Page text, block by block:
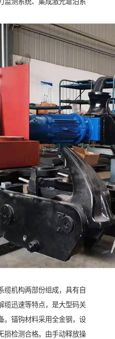
监测系统、集成激光靠泊系
缆机构两部份组成，具有自
缆迅速等特点，是大型码关
。锚钩材料采用全金钢，设
损检测合格。由手动释放操